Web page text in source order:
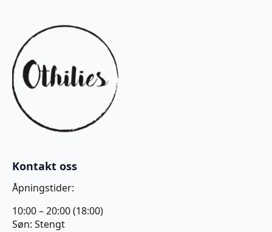
Kontakt oss
Åpningstider:
10:00 – 20:00 (18:00)
Søn: Stengt